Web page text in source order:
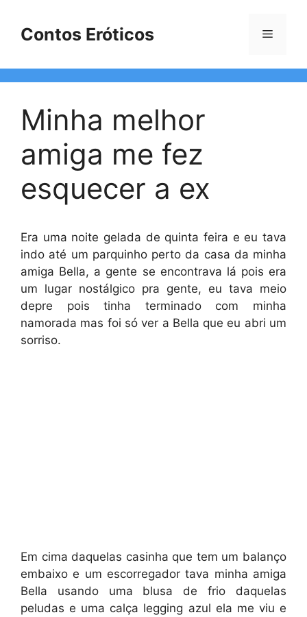
Contos Eróticos Menu
Minha melhor
amiga me fez
esquecer a ex
Era uma noite gelada de quinta feira e eu tava
indo até um parquinho perto da casa da minha
amiga Bella, a gente se encontrava lá pois era
um lugar nostálgico pra gente, eu tava meio
depre pois tinha terminado com minha
namorada mas foi só ver a Bella que eu abri um
sorriso.
Em cima daquelas casinha que tem um balanço
embaixo e um escorregador tava minha amiga
Bella usando uma blusa de frio daquelas
peludas e uma calça legging azul ela me viu e